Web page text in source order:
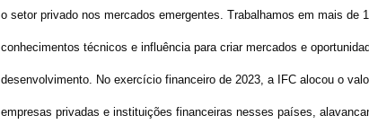
o setor privado nos mercados emergentes. Trabalhamos em mais de
conhecimentos técnicos e influência para criar mercados e
desenvolvimento. No exercício financeiro de 2023, a IFC alocou o
empresas privadas e instituições financeiras nesses países,